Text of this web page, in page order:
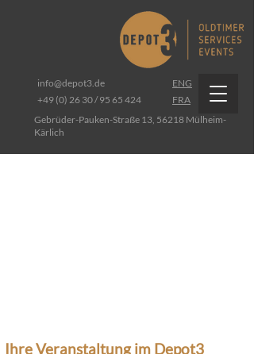
+49 (0) 26 30 / 95 65 424
info@depot3.de
ENG
FRA
Gebrüder-Pauken-Straße 13, 56218 Mülheim-
Kärlich
Ihre Veranstaltung im Depot3